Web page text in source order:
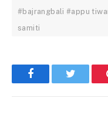
#bajrangbali #appu
samiti
FacebookTwitter